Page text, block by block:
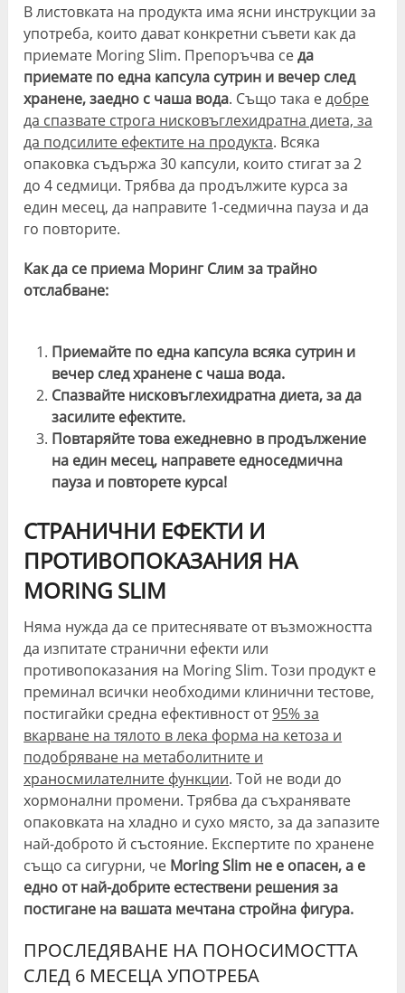
Приложение
✅Подходящ
за постигане
на кетоза
🚫Не са
всички
могат да
Безопасност
🍃Клинично
одобрен
⛔️Могат
Наличност
Amazon
Оценка
⭐️9.1/10 👎🏼5.7/10
В листовката на продукта има ясни инструкции за
употреба, които дават конкретни съвети как да
приемате Moring Slim. Препоръчва седа
приемате по една капсула сутрин и вечер след
хранене, заедно с чаша вода. Също така едобре
да спазвате строга нисковъглехидратна диета, за
да подсилите ефектите на продукта. Всяка
опаковка съдържа 30 капсули, които стигат за 2
до 4 седмици. Трябва да продължите курса за
един месец, да направите 1-седмична пауза и да
го повторите.
Как да се приема Моринг Слим за трайно
отслабване:
Приемайте по една капсула всяка сутрин и
вечер след хранене с чаша вода.
Спазвайте нисковъглехидратна диета, за да
засилите ефектите.
Повтаряйте това ежедневно в продължение
на един месец, направете едноседмична
пауза и повторете курса!
СТРАНИЧНИ ЕФЕКТИ И
ПРОТИВОПОКАЗАНИЯ НА
MORING SLIM
Няма нужда да се притеснявате от възможността
да изпитате странични ефекти или
противопоказания на Moring Slim. Този продукт е
преминал всички необходими клинични тестове,
постигайки средна ефективност от95% за
вкарване на тялото в лека форма на кетоза и
подобряване на метаболитните и
храносмилателните функции. Той не води до
хормонални промени. Трябва да съхранявате
опаковката на хладно и сухо място, за да запазите
най-доброто й състояние. Експертите по хранене
също са сигурни, че Moring Slim не е опасен, а е
едно от най-добрите естествени решения за
постигане на вашата мечтана стройна фигура.
ПРОСЛЕДЯВАНЕ НА ПОНОСИМОСТТА
СЛЕД 6 МЕСЕЦА УПОТРЕБА